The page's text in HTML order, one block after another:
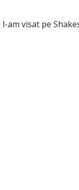
l-am visat pe